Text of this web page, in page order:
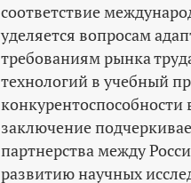
соответствие
уделяется вопросам
требованиям рынка
технологий в учебный
заключение
партнерства между
развитию научных